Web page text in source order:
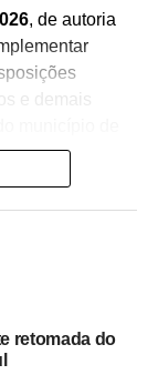
, de autoria
especiais
além
coletivo urbano
retomada do